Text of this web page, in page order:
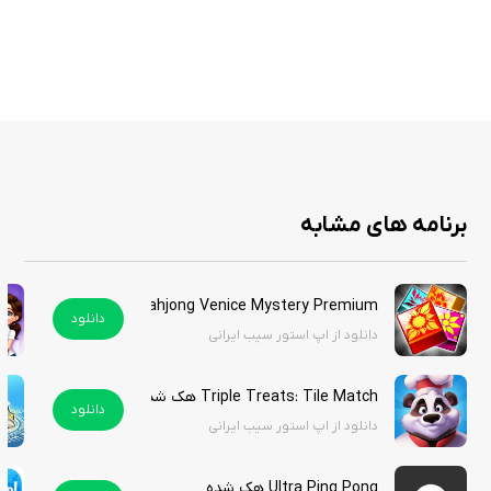
برنامه های مشابه
Mahjong Venice Mystery Premium
دانلود از اپ استور سیب ایرانی
دانلود
Triple Treats: Tile Match هک شده
دانلود از اپ استور سیب ایرانی
دانلود